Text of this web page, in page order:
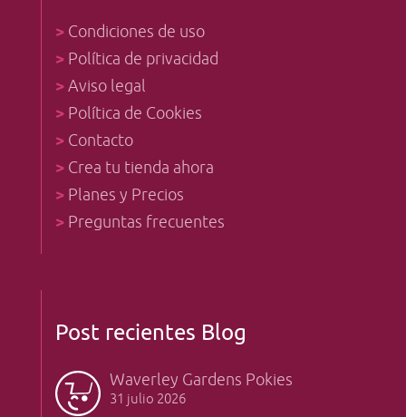
> Condiciones de uso
> Política de privacidad
>Aviso legal
> Política de Cookies
> Contacto
> Crea tu tienda ahora
> Planes y Precios
> Preguntas frecuentes
Post recientes Blog
Waverley Gardens Pokies
31 julio 2026